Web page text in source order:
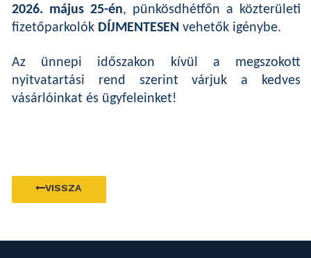
2026. május 25-én, pünkösdhétfőn a közterületi
fizetőparkolók DÍJMENTESEN vehetők igénybe.
Az ünnepi időszakon kívül a megszokott
nyitvatartási rend szerint várjuk a kedves
vásárlóinkat és ügyfeleinket!
VISSZA